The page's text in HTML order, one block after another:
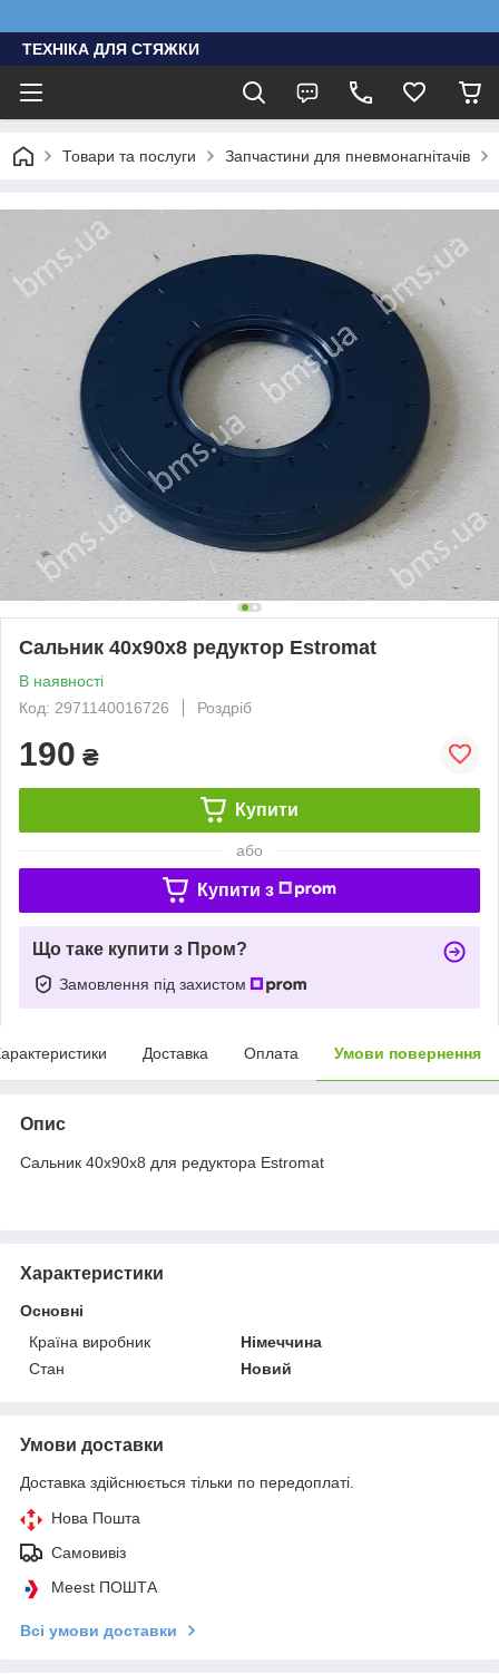
ТЕХНІКА ДЛЯ СТЯЖКИ
Товари та послуги Запчастини для пневмонагнітачів
Сальник 40x90x8 редуктор Estromat
В наявності
Код: 2971140016726
Роздріб
190 ₴
Купити
або
Купити з
Що таке купити з Пром?
Замовлення під захистом
Доставка Оплата Умови повернення
Опис
Сальник 40x90x8 для редуктора Estromat
Характеристики
Основні
Країна виробник
Німеччина
Стан
Новий
Умови доставки
Доставка здійснюється тільки по передоплаті.
Нова Пошта
Самовивіз
Meest ПОШТА
Всі умови доставки